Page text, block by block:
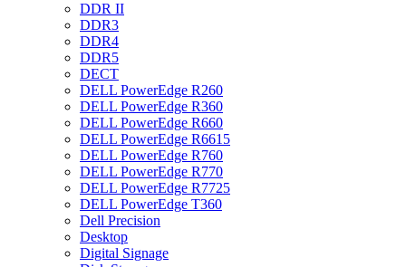
DDR II
DDR3
DDR4
DDR5
DECT
DELL PowerEdge R260
DELL PowerEdge R360
DELL PowerEdge R660
DELL PowerEdge R6615
DELL PowerEdge R760
DELL PowerEdge R770
DELL PowerEdge R7725
DELL PowerEdge T360
Dell Precision
Desktop
Digital Signage